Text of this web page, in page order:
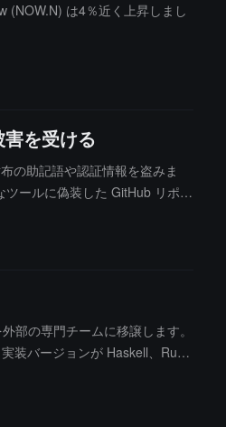
(NOW.N) は4％近く上昇しまし
を受ける
の助記語や認証情報を盗みま
ールに偽装した GitHub リポジ
ると、被害者の暗号資産を完全
部の専門チームに移譲します。
装バージョンが Haskell、Rus